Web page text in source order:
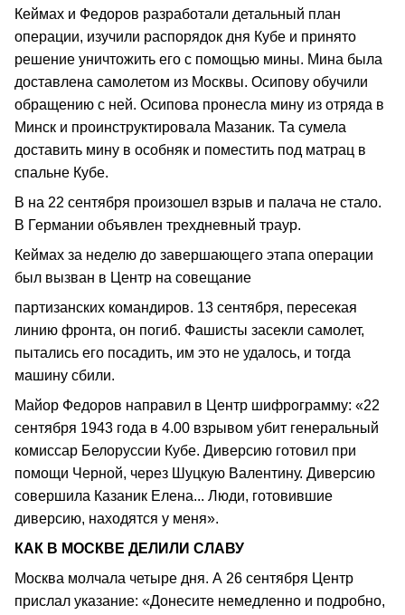
Кеймах и Федоров разработали детальный план
операции, изучили распорядок дня Кубе и принято
решение уничтожить его с помощью мины. Мина была
доставлена самолетом из Москвы. Осипову обучили
обращению с ней. Осипова пронесла мину из отряда в
Минск и проинструктировала Мазаник. Та сумела
доставить мину в особняк и поместить под матрац в
спальне Кубе.
В на 22 сентября произошел взрыв и палача не стало.
В Германии объявлен трехдневный траур.
Кеймах за неделю до завершающего этапа операции
был вызван в Центр на совещание
партизанских командиров. 13 сентября, пересекая
линию фронта, он погиб. Фашисты засекли самолет,
пытались его посадить, им это не удалось, и тогда
машину сбили.
Майор Федоров направил в Центр шифрограмму: «22
сентября 1943 года в 4.00 взрывом убит генеральный
комиссар Белоруссии Кубе. Диверсию готовил при
помощи Черной, через Шуцкую Валентину. Диверсию
совершила Казаник Елена... Люди, готовившие
диверсию, находятся у меня».
КАК В МОСКВЕ ДЕЛИЛИ СЛАВУ
Москва молчала четыре дня. А 26 сентября Центр
прислал указание: «Донесите немедленно и подробно,